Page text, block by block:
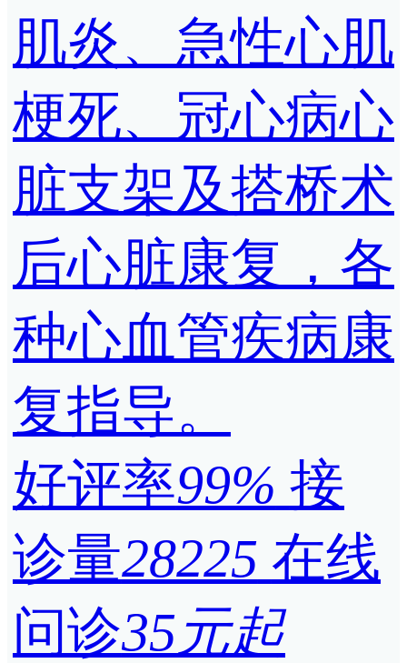
肌炎、急性心肌
梗死、冠心病心
脏支架及搭桥术
后心脏康复，各
种心血管疾病康
复指导。
好评率99% 接
诊量28225 在线
问诊35元起